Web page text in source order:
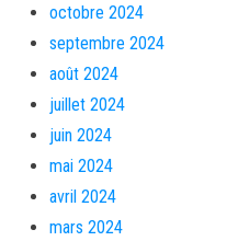
octobre 2024
septembre 2024
août 2024
juillet 2024
juin 2024
mai 2024
avril 2024
mars 2024